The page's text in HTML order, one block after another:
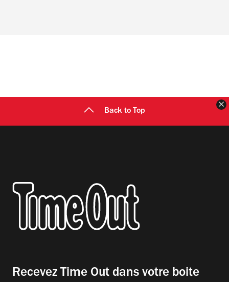
Back to Top
Recevez Time Out dans votre boite